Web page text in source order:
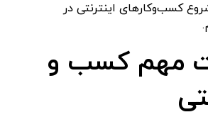
کسب‌وکارهای اینترنتی در
مهم کسب و